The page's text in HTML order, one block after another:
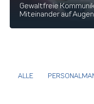
Gewaltfreie
Miteinander auf
ALLE